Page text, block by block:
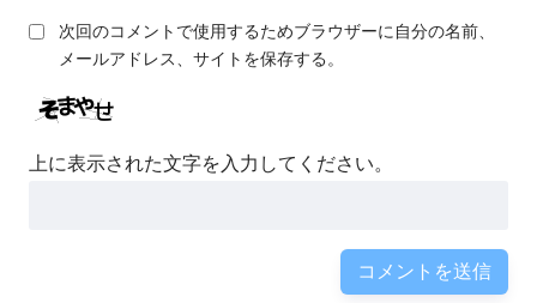
次回のコメントで使用するためブラウザーに自分の名前、
メールアドレス、サイトを保存する。
上に表示された文字を入力してください。